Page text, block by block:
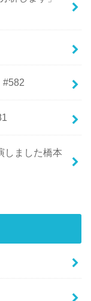
#582
しました橋本